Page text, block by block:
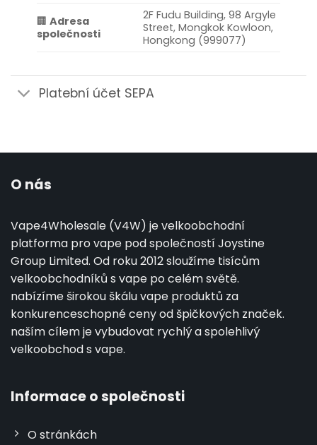
🏢 Adresa
společnosti
2F Fudu Building, 98 Argyle
Street, Mongkok Kowloon,
Hongkong (999077)
Platební účet SEPA
O nás
Vape4Wholesale (V4W) je velkoobchodní
platforma pro vape pod společností Joystine
Group Limited. Od roku 2012 sloužíme tisícům
velkoobchodníků s vape po celém světě.
nabízíme širokou škálu vape produktů za
konkurenceschopné ceny od špičkových značek.
naším cílem je vybudovat rychlý a spolehlivý
velkoobchod s vape.
Informace o společnosti
O stránkách